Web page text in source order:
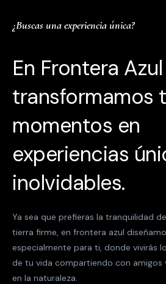
¿Buscas una experiencia única?
En Frontera Azul
transformamos
momentos en
experiencias
inolvidables.
Ya sea que prefieras la tranquilidad
tierra firme, en frontera azul
especialmente para ti, donde vivirás
de tu vida compartiendo con amigos
en la naturaleza.